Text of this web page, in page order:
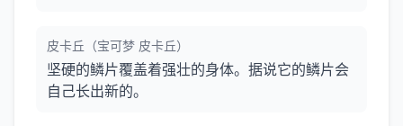
皮卡丘（宝可梦 皮卡丘）
坚硬的鳞片覆盖着强壮的身体。据说它的鳞片会
自己长出新的。